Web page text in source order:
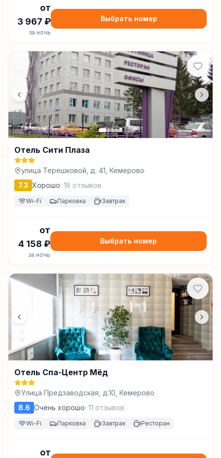
от
3 967 ₽
за ночь
Выбрать номер
Отель Сити Плаза
улица Терешковой, д. 41, Кемерово
7.3 Хорошо· 18 отзывов
Wi-Fi Парковка Завтрак
от
4 158 ₽
за ночь
Выбрать номер
Отель Спа-Центр Мёд
Улица Предзаводская, д.10, Кемерово
8.6 Очень хорошо· 11 отзывов
Wi-Fi Парковка Завтрак Ресторан
от